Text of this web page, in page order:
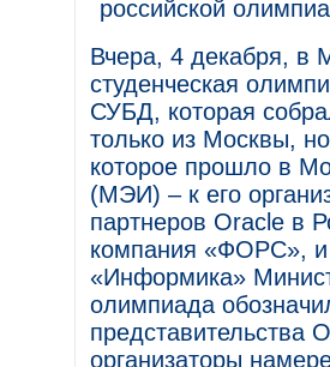
российской
Вчера, 4 декабря, в
студенческая
СУБД, которая
только из Москвы,
которое прошло в
(МЭИ) – к его
партнеров Oracle в
компания «ФОРС», и
«Информика»
олимпиада
представительства
организаторы